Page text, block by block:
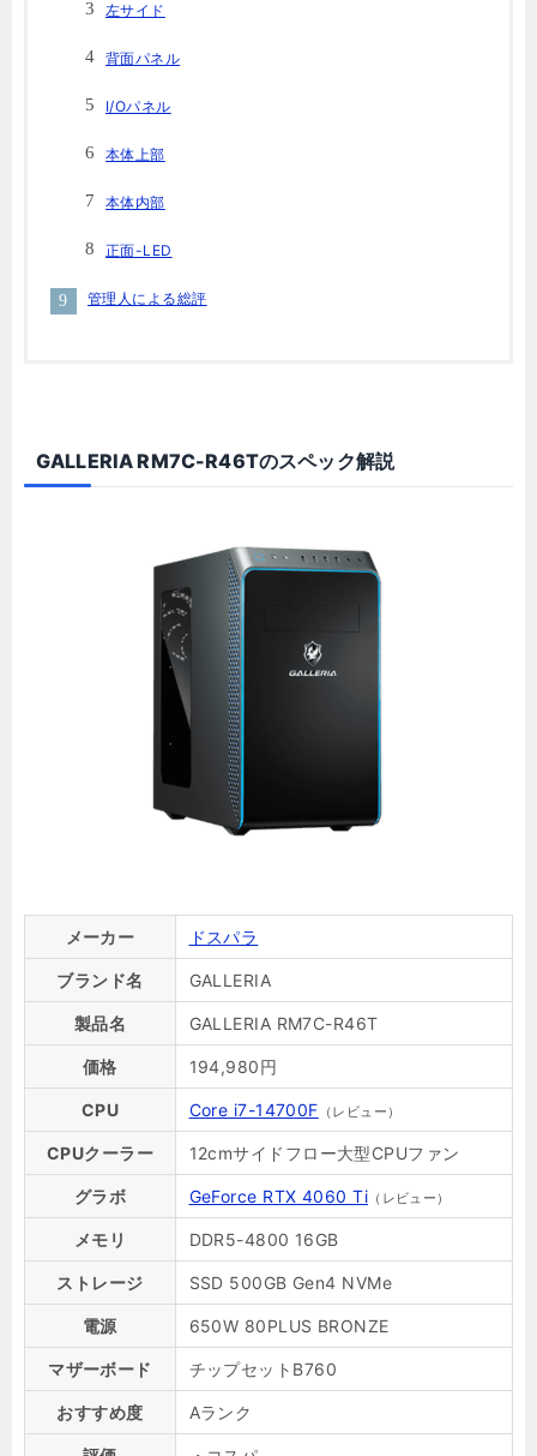
左サイド
背面パネル
I/Oパネル
本体上部
本体内部
正面-LED
管理人による総評
GALLERIA RM7C-R46Tのスペック解説
メーカー ドスパラ
ブランド名 GALLERIA
製品名 GALLERIA RM7C-R46T
価格 194,980円
CPU Core i7-14700F （レビュー）
CPUクーラー 12cmサイドフロー大型CPUファン
グラボ GeForce RTX 4060 Ti （レビュー）
メモリ DDR5-4800 16GB
ストレージ SSD 500GB Gen4 NVMe
電源 650W 80PLUS BRONZE
マザーボード チップセットB760
おすすめ度 Aランク